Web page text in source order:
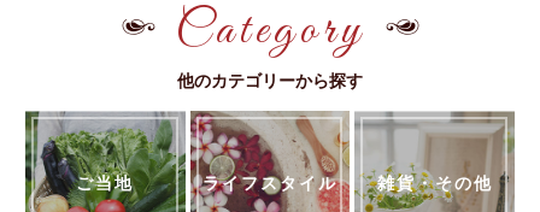
Category
他のカテゴリーから探す
ご当地 ライフスタイル 雑貨・その他